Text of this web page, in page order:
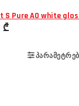
S Pure A0 white
₾